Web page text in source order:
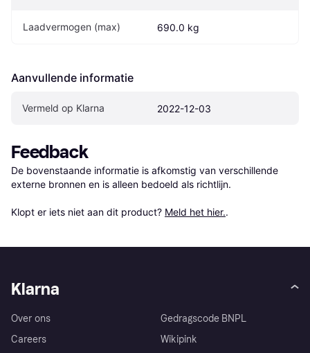
Laadvermogen (max) 690.0 kg
Aanvullende informatie
Vermeld op Klarna 2022-12-03
Feedback
De bovenstaande informatie is afkomstig van verschillende
externe bronnen en is alleen bedoeld als richtlijn.
Klopt er iets niet aan dit product? Meld het hier..
Klarna
Over ons
Careers
Gedragscode BNPL
Wikipink